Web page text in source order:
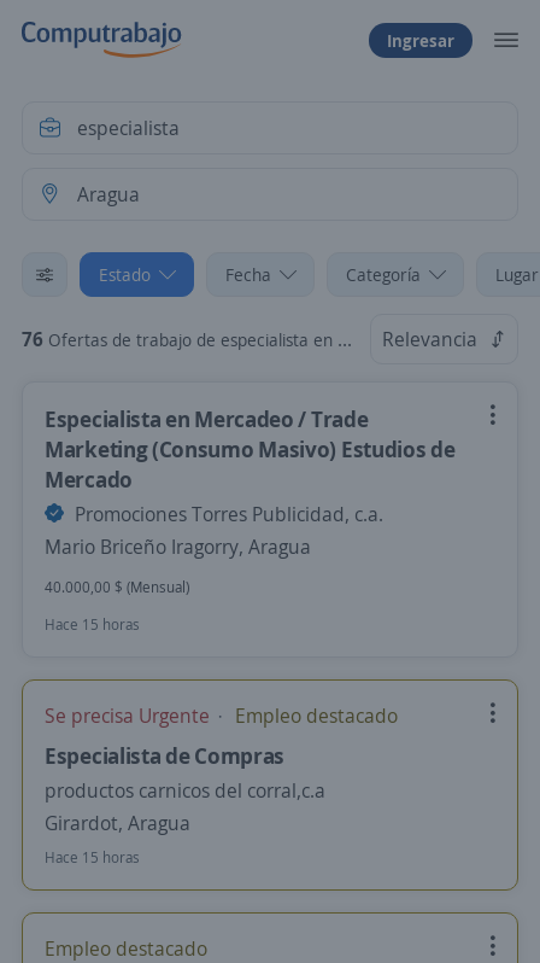
Ingresar
Estado Fecha Categoría
76 Ofertas de trabajo de especialista en Aragua Relevancia
Especialista en Mercadeo / Trade
Marketing (Consumo Masivo) Estudios de
Mercado
Promociones Torres Publicidad, c.a.
Mario Briceño Iragorry, Aragua
40.000,00 $ (Mensual)
Hace 15 horas
Se precisa Urgente Empleo destacado
Especialista de Compras
productos carnicos del corral,c.a
Girardot, Aragua
Hace 15 horas
Empleo destacado